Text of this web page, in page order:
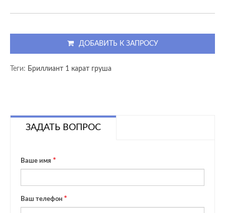
ДОБАВИТЬ К ЗАПРОСУ
Теги: Бриллиант 1 карат груша
ЗАДАТЬ ВОПРОС
Ваше имя
Ваш телефон